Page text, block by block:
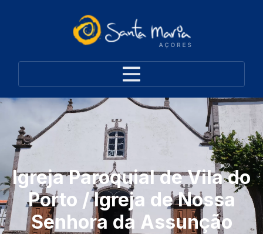
Igreja Paroquial de Vila do
Porto / Igreja de Nossa
Senhora da Assunção